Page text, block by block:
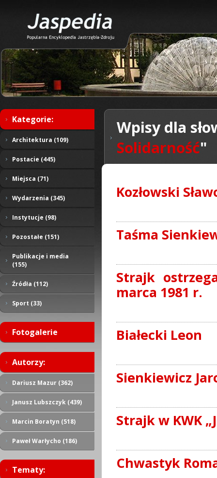
Kategorie:
Architektura (109)
Postacie (445)
Miejsca (71)
Wydarzenia (345)
Instytucje (98)
Pozostałe (151)
Publikacje i media
(155)
Źródła (112)
Sport (33)
Fotogalerie
Autorzy:
Dariusz Mazur (362)
Janusz Lubszczyk (439)
Marcin Boratyn (518)
Paweł Warłycho (186)
Tematy:
Wpisy dla
Solidarność"
Kozłowski
Taśma
Strajk
marca 1981 r.
Białecki Leon
Sienkiewicz
Strajk w KWK
Chwastyk